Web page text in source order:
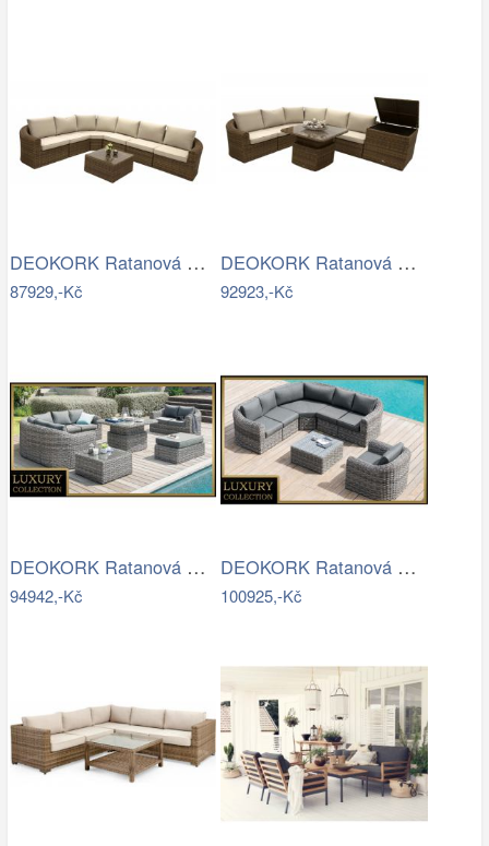
DEOKORK Ratanová modulová sestava…
87929,-Kč
DEOKORK Ratanová modulová sestava…
92923,-Kč
DEOKORK Ratanová modulová sestava…
94942,-Kč
DEOKORK Ratanová modulová sestava…
100925,-Kč